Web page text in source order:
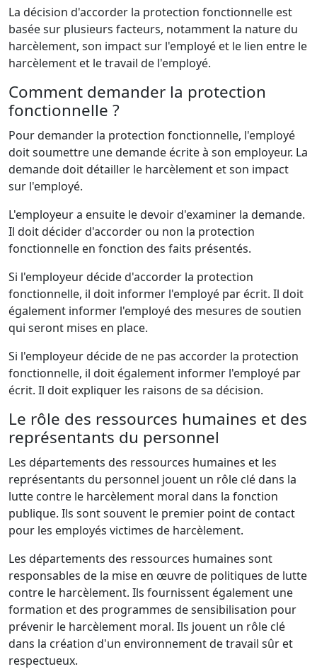
La décision d'accorder la protection fonctionnelle est
basée sur plusieurs facteurs, notamment la nature du
harcèlement, son impact sur l'employé et le lien entre le
harcèlement et le travail de l'employé.
Comment demander la protection
fonctionnelle ?
Pour demander la protection fonctionnelle, l'employé
doit soumettre une demande écrite à son employeur. La
demande doit détailler le harcèlement et son impact
sur l'employé.
L'employeur a ensuite le devoir d'examiner la demande.
Il doit décider d'accorder ou non la protection
fonctionnelle en fonction des faits présentés.
Si l'employeur décide d'accorder la protection
fonctionnelle, il doit informer l'employé par écrit. Il doit
également informer l'employé des mesures de soutien
qui seront mises en place.
Si l'employeur décide de ne pas accorder la protection
fonctionnelle, il doit également informer l'employé par
écrit. Il doit expliquer les raisons de sa décision.
Le rôle des ressources humaines et des
représentants du personnel
Les départements des ressources humaines et les
représentants du personnel jouent un rôle clé dans la
lutte contre le harcèlement moral dans la fonction
publique. Ils sont souvent le premier point de contact
pour les employés victimes de harcèlement.
Les départements des ressources humaines sont
responsables de la mise en œuvre de politiques de lutte
contre le harcèlement. Ils fournissent également une
formation et des programmes de sensibilisation pour
prévenir le harcèlement moral. Ils jouent un rôle clé
dans la création d'un environnement de travail sûr et
respectueux.